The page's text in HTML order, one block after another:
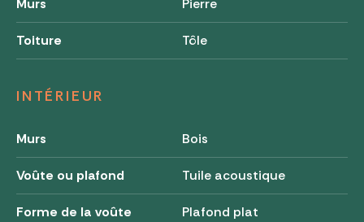
Toiture Tôle
INTÉRIEUR
Murs Bois
Voûte ou plafond Tuile acoustique
Forme de la voûte Plafond plat